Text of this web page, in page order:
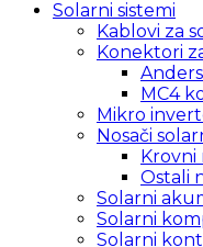
Solarni sistemi
Kablovi za
Konektori
MC4
Mikro
Nosači
Krovni
Ostali
Solarni
Solarni
Solarni